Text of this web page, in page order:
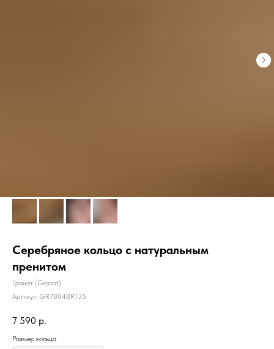
Серебряное кольцо с натуральным
пренитом
Гранат (Granat)
Артикул: GR78048R135
7 590 р.
Размер кольца